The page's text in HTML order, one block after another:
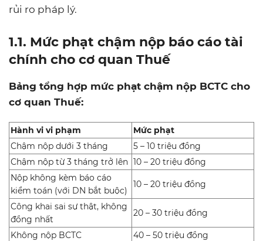
rủi ro pháp lý.
1.1. Mức phạt chậm nộp báo cáo tài
chính cho cơ quan Thuế
Bảng tổng hợp mức phạt chậm nộp BCTC cho
cơ quan Thuế:
Hành vi vi phạm
Mức phạt
Chậm nộp dưới 3 tháng
5 – 10 triệu đồng
Chậm nộp từ 3 tháng trở lên 10 – 20 triệu đồng
Nộp không kèm báo cáo
kiểm toán (với DN bắt buộc)
10 – 20 triệu đồng
Công khai sai sự thật, không
đồng nhất
20 – 30 triệu đồng
Không nộp BCTC 40 – 50 triệu đồng